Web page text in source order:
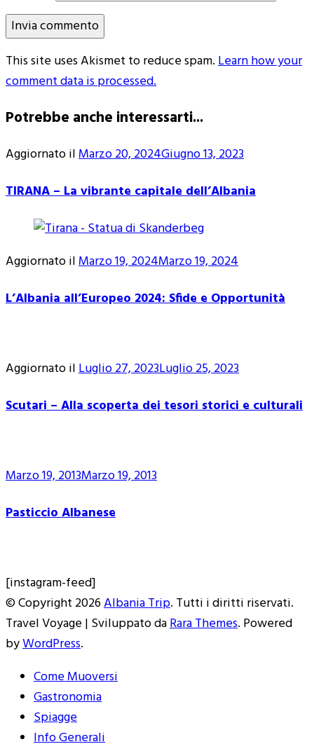
This site uses Akismet to reduce spam.Learn how your
comment data is processed.
Potrebbe anche interessarti...
Aggiornato ilMarzo 20, 2024Giugno 13, 2023
TIRANA – La vibrante capitale dell’Albania
Aggiornato ilMarzo 19, 2024Marzo 19, 2024
L’Albania all’Europeo 2024: Sfide e Opportunità
Aggiornato ilLuglio 27, 2023Luglio 25, 2023
Scutari – Alla scoperta dei tesori storici e culturali
Marzo 19, 2013Marzo 19, 2013
Pasticcio Albanese
[instagram-feed]
© Copyright 2026Albania Trip. Tutti i diritti riservati.
Travel Voyage | Sviluppato daRara Themes. Powered
byWordPress.
Come Muoversi
Gastronomia
Spiagge
Info Generali